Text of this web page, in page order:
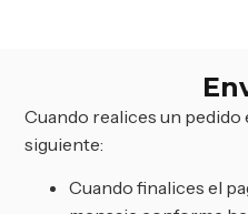
Cuando realices un
siguiente:
Cuando finalices el